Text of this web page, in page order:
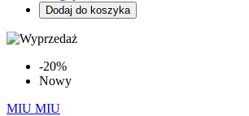
Dodaj do koszyka
-20%
Nowy
MIU MIU